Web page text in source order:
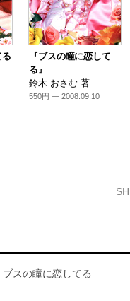
る
『ブスの瞳に恋して
る』
鈴木 おさむ 著
550円 — 2008.09.10
ブスの瞳に恋してる